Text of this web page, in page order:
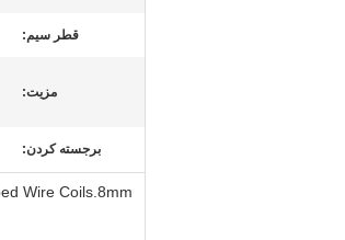
قطر سیم:
مزیت:
برجسته کردن: